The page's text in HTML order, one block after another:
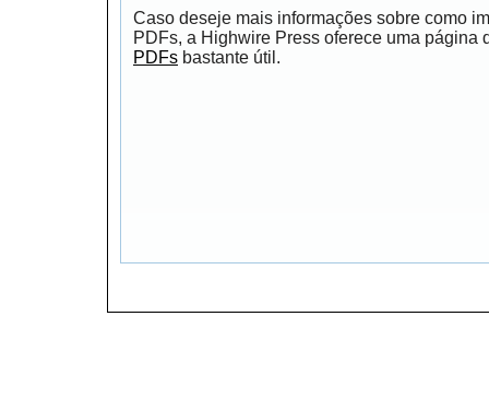
Caso deseje mais informações sobre como
PDFs, a Highwire Press oferece uma página
PDFs bastante útil.